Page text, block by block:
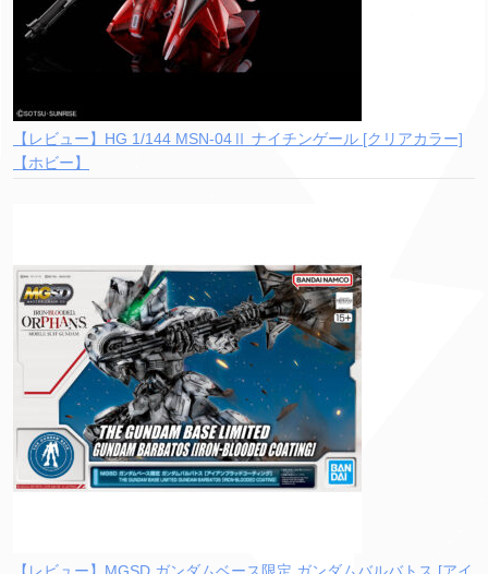
【レビュー】HG 1/144 MSN-04Ⅱ ナイチンゲール [クリアカラー]
【ホビー】